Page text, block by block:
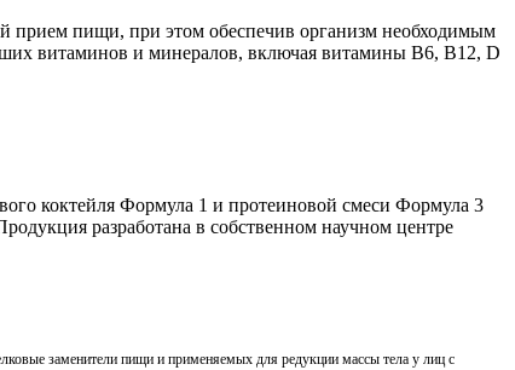
прием пищи, при этом обеспечив организм необходимым
витаминов и минералов, включая витамины B6, B12, D
коктейля Формула 1 и протеиновой смеси Формула 3
разработана в собственном научном центре
заменители пищи и применяемых для редукции массы тела у лиц с